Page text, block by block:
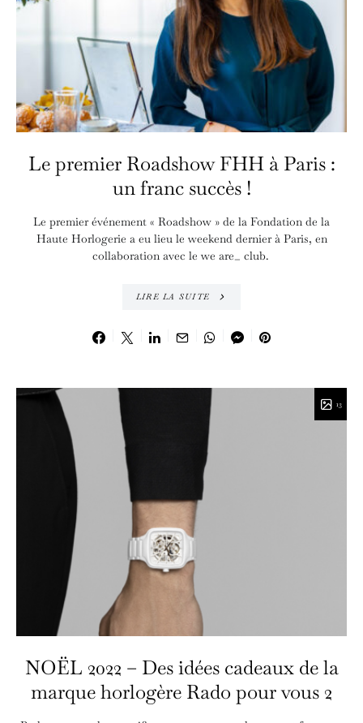
Le premier Roadshow FHH à Paris :
un franc succès !
Le premier événement « Roadshow » de la Fondation de la
Haute Horlogerie a eu lieu le weekend dernier à Paris, en
collaboration avec le we are_ club.
LIRE LA SUITE
13
NOËL 2022 – Des idées cadeaux de la
marque horlogère Rado pour vous 2